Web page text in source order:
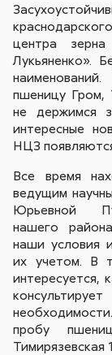
центра
Лукьяненко».
пшеницу Гром,
не держимся
интересные
НЦЗ
Все время
ведущим
Юрьевной
нашего
наши условия
их учетом. В
интересуется,
пробу
Тимирязевская